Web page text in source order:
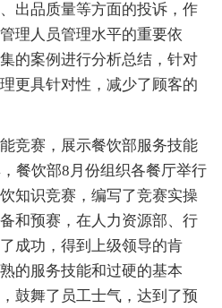
出品质量等方面的投诉，作
理人员管理水平的重要依
的案例进行分析总结，针对
更具针对性，减少了顾客的
竞赛，展示餐饮部服务技能
餐饮部8月份组织各餐厅举行
知识竞赛，编写了竞赛实操
和预赛，在人力资源部、行
成功，得到上级领导的肯
的服务技能和过硬的基本
鼓舞了员工士气，达到了预